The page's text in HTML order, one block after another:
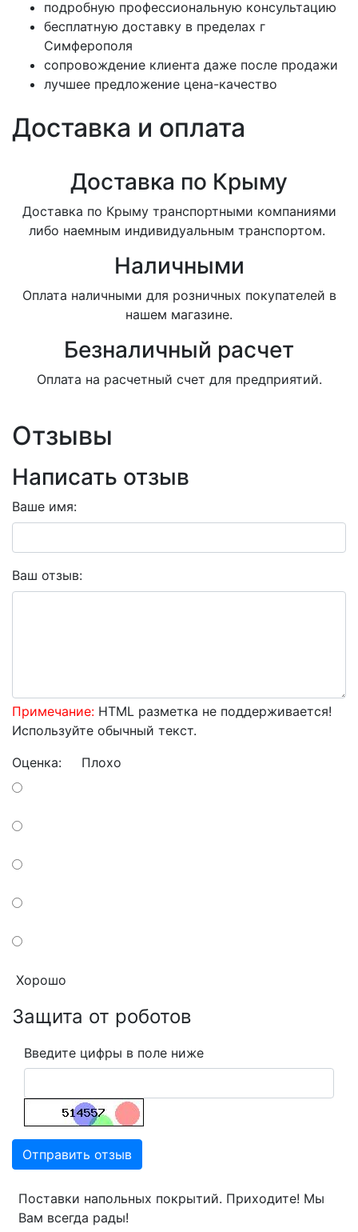
подробную профессиональную консультацию
бесплатную доставку в пределах г
Симферополя
сопровождение клиента даже после продажи
лучшее предложение цена-качество
Доставка и оплата
Доставка по Крыму
Доставка по Крыму транспортными компаниями
либо наемным индивидуальным транспортом.
Наличными
Оплата наличными для розничных покупателей в
нашем магазине.
Безналичный расчет
Оплата на расчетный счет для предприятий.
Отзывы
Написать отзыв
Ваше имя:
Ваш отзыв:
Примечание: HTML разметка не поддерживается!
Используйте обычный текст.
Оценка: Плохо
Хорошо
Защита от роботов
Введите цифры в поле ниже
Отправить отзыв
Поставки напольных покрытий. Приходите! Мы
Вам всегда рады!